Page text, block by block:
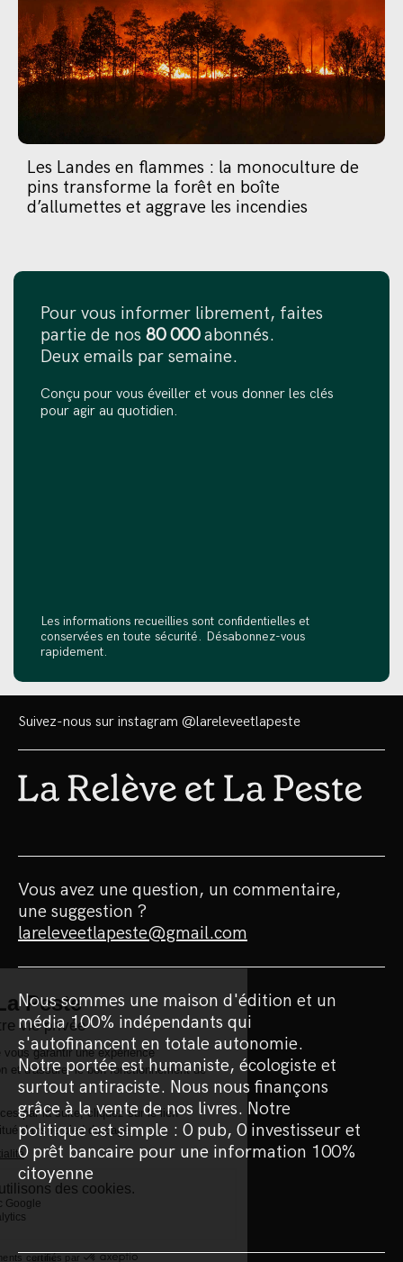
Les Landes en flammes : la monoculture de
pins transforme la forêt en boîte
d’allumettes et aggrave les incendies
Pour vous informer librement, faites
partie de nos 80 000abonnés.
Deux emails par semaine.
Conçu pour vous éveiller et vous donner les clés
pour agir au quotidien.
Les informations recueillies sont confidentielles et
conservées en toute sécurité. Désabonnez-vous
rapidement.
Suivez-nous sur instagram @lareleveetlapeste
Vous avez une question, un commentaire,
une suggestion ?
lareleveetlapeste@gmail.com
Nous sommes une maison d'édition et un
média 100% indépendants qui
s'autofinancent en totale autonomie.
Notre portée est humaniste, écologiste et
surtout antiraciste. Nous nous finançons
grâce à la vente de nos livres. Notre
politique est simple : 0 pub, 0 investisseur et
0 prêt bancaire pour une information 100%
citoyenne